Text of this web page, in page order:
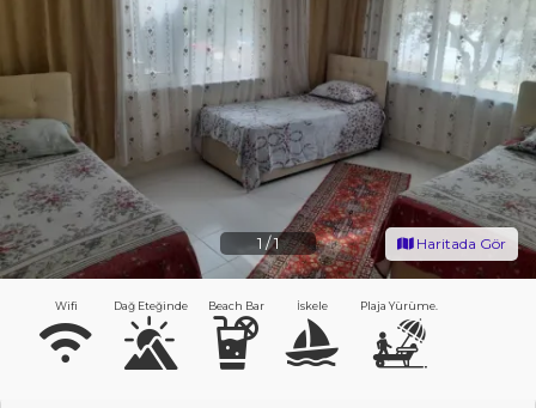
1 /1 Haritada Gör
Wifi Dağ Eteğinde Beach Bar İskele Plaja Yürüme.